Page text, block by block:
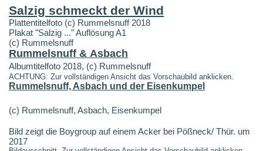
Salzig schmeckt der Wind
Plattentitelfoto (c) Rummelsnuff 2018
Plakat "Salzig ..." Auflösung A1
(c) Rummelsnuff
Rummelsnuff & Asbach
Albumtitelfoto 2018, (c) Rummelsnuff
ACHTUNG: Zur vollständigen Ansicht das Vorschaubild anklicken.
Rummelsnuff, Asbach und der Eisenkumpel
(c) Rummelsnuff, Asbach, Eisenkumpel
Bild zeigt die Boygroup auf einem Acker bei Pößneck/ Thür. um
2017